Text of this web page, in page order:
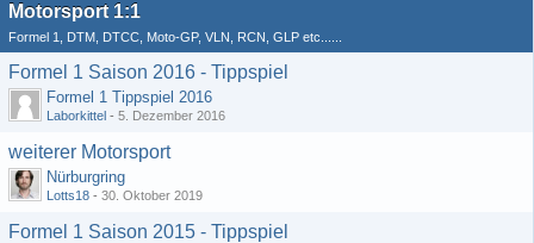
Motorsport 1:1
Formel 1, DTM, DTCC, Moto-GP, VLN, RCN, GLP etc......
Formel 1 Saison 2016 - Tippspiel
Formel 1 Tippspiel 2016
Laborkittel - 5. Dezember 2016
weiterer Motorsport
Nürburgring
Lotts18 - 30. Oktober 2019
Formel 1 Saison 2015 - Tippspiel